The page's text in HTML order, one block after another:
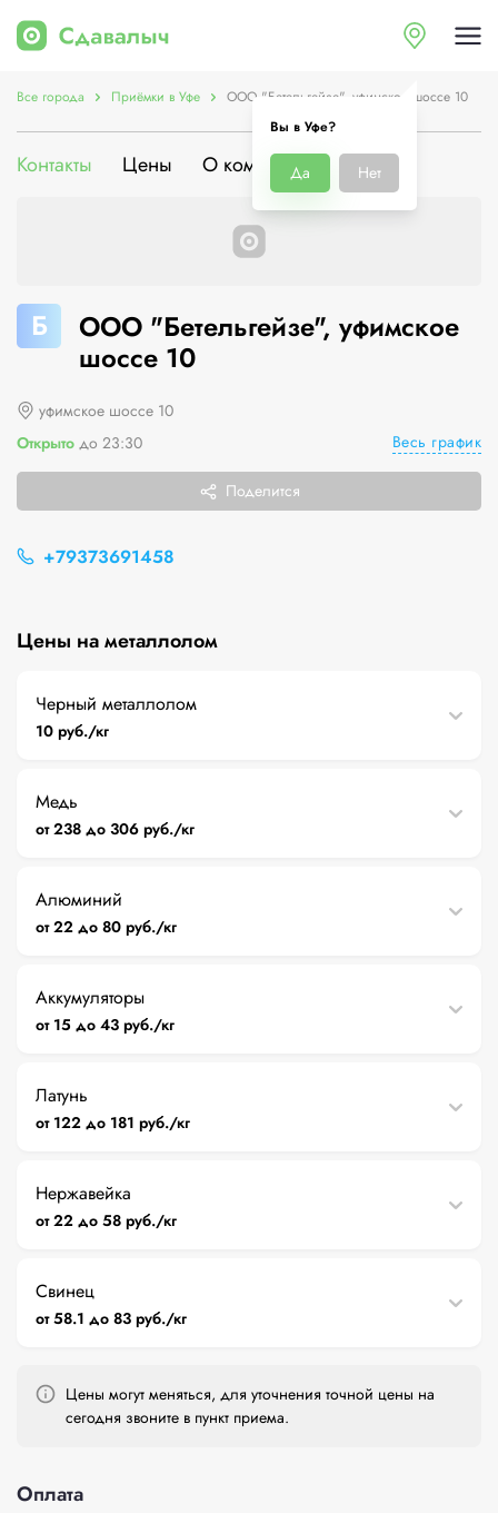
Вы в Уфе?
Да Нет
Все города Приёмки в Уфе ООО "Бетельгейзе", уфимское шоссе 10
Контакты Цены О компании
Б
ООО "Бетельгейзе", уфимское
шоссе 10
уфимское шоссе 10
Открыто до 23:30 Весь график
Поделится
+79373691458
Цены на металлолом
Черный металлолом
10 руб./кг
Медь
от 238 до 306 руб./кг
Алюминий
от 22 до 80 руб./кг
Аккумуляторы
от 15 до 43 руб./кг
Латунь
от 122 до 181 руб./кг
Нержавейка
от 22 до 58 руб./кг
Свинец
от 58.1 до 83 руб./кг
Цены могут меняться, для уточнения точной цены на
сегодня звоните в пункт приема.
Оплата